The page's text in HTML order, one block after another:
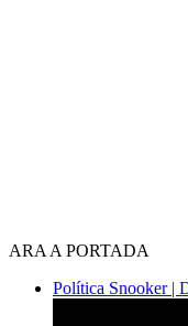
ARA A PORTADA
Política Snooker |